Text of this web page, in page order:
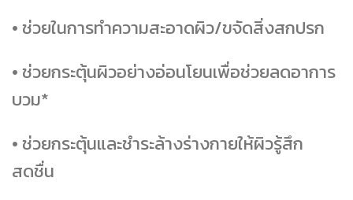
• ช่วยในการทำความสะอาดผิว/ขจัดสิ่งสกปรก
• ช่วยกระตุ้นผิวอย่างอ่อนโยนเพื่อช่วยลดอาการ
บวม*
• ช่วยกระตุ้นและชำระล้างร่างกายให้ผิวรู้สึก
สดชื่น